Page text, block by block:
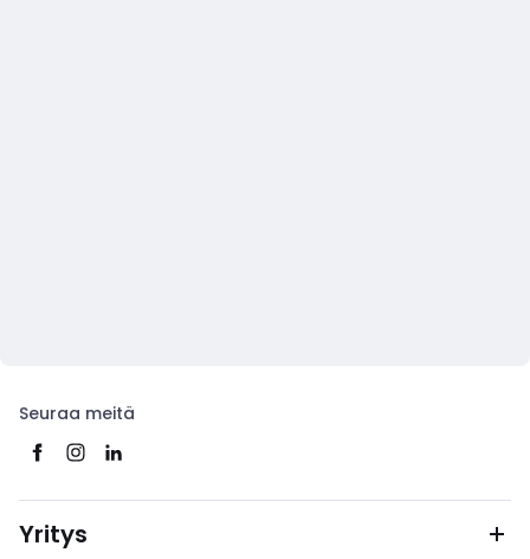
Seuraa meitä
Yritys